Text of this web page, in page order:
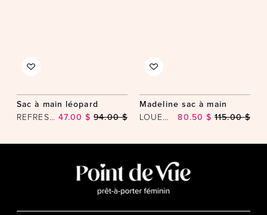
Sac à main léopard
REFRESH 47.00 $ 94.00 $
Madeline sac à main
LOUENHIDE 80.50 $ 115.00 $